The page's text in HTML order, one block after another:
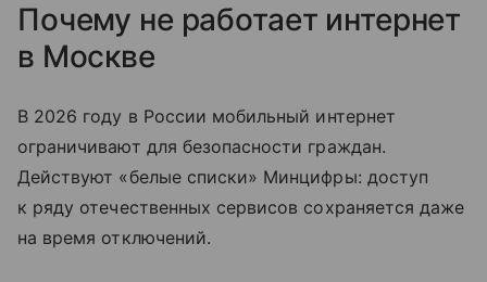
Почему не работает интернет
в Москве
В 2026 году в России мобильный интернет
ограничивают для безопасности граждан.
Действуют «белые списки» Минцифры: доступ
к ряду отечественных сервисов сохраняется даже
на время отключений.